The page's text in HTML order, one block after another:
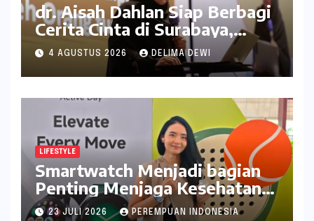
dr. Aisah Dahlan Siap Berbagi
Cerita Cinta di Surabaya,
Catat Tanggalnya
4 AGUSTUS 2026 DELIMA DEWI
LIFESTYLE
Smartwatch Menjadi bagian
Penting Menjaga Kesehatan
Bagi Perempuan
23 JULI 2026 PEREMPUAN INDONESIA